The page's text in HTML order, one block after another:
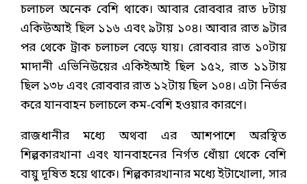
চলাচল অনেক বেশি থাকে। আবার রোববার রাত ৮টায়
একিউআই ছিল ১১৬ এবং ৯টায় ১০৪। আবার রাত ৯টার
পর থেকে ট্রাক চলাচল বেড়ে যায়। রোববার রাত ১০টায়
মাদানী এভিনিউয়ের একিইআই ছিল ১৫২, রাত ১১টায়
ছিল ১৩৮ এবং রোববার রাত ১২টায় ছিল ১০৪। এটা নির্ভর
করে যানবাহন চলাচলে কম-বেশি হওয়ার কারণে।
রাজধানীর মধ্যে অথবা এর আশপাশে অরস্থিত
শিল্পকারখানা এবং যানবাহনের নির্গত ধোঁয়া থেকে বেশি
বায়ু দূষিত হয়ে থাকে। শিল্পকারখানার মধ্যে ইটাখোলা, সার